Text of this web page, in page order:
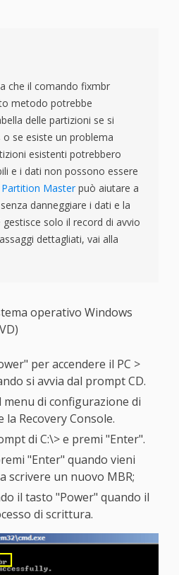
che il comando fixmbr
metodo potrebbe
delle partizioni se si
se esiste un problema
esistenti potrebbero
e i dati non possono essere
Partition Masterpuò aiutare a
danneggiare i dati e la
solo il record di avvio
dettagliati, vai alla
operativo Windows
per accendere il PC >
si avvia dal prompt CD.
menu di configurazione di
Recovery Console.
di C:\> e premi "Enter".
"Enter" quando vieni
scrivere un nuovo MBR;
il tasto "Power" quando il
di scrittura.